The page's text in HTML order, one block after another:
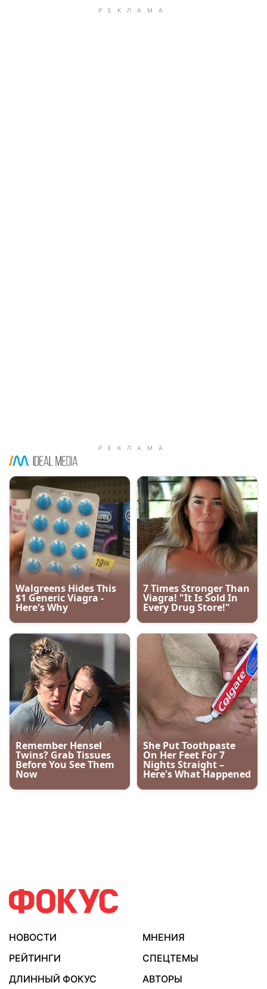
НОВОСТИ
МНЕНИЯ
РЕЙТИНГИ
СПЕЦТЕМЫ
ДЛИННЫЙ ФОКУС
АВТОРЫ